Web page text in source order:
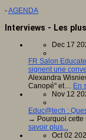
-AGENDA
Interviews - Les
Dec 17
FR Salon
signent une
Alexandra
Canopé" et… En
Nov 12
Educ@tech :
→ Pourquoi cette
savoir plus...
Oct 02